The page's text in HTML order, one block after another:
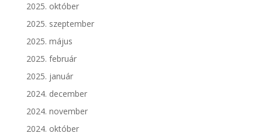
2025. október
2025. szeptember
2025. május
2025. február
2025. január
2024. december
2024. november
2024. október